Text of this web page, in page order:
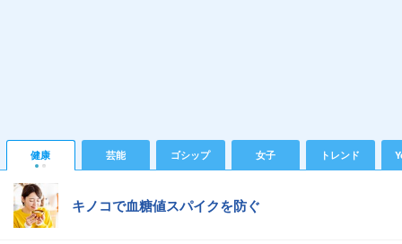
健康 芸能 ゴシップ 女子 トレンド
キノコで血糖値スパイクを防ぐ